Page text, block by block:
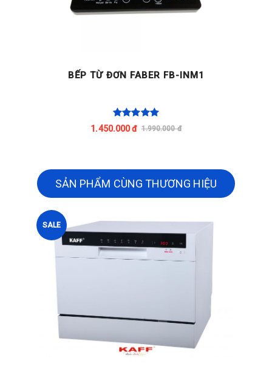
BẾP TỪ ĐƠN FABER FB-INM1
1.450.000 đ 1.990.000 đ
SẢN PHẨM CÙNG THƯƠNG HIỆU
SALE